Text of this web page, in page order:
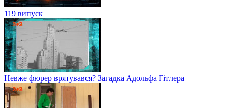
119 випуск
Невже фюрер врятувався? Загадка Адольфа Гітлера